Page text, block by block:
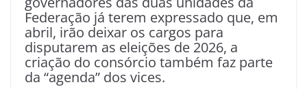
Federação já terem expressado que, em
abril, irão deixar os cargos para
disputarem as eleições de 2026, a
criação do consórcio também faz parte
da “agenda” dos vices.